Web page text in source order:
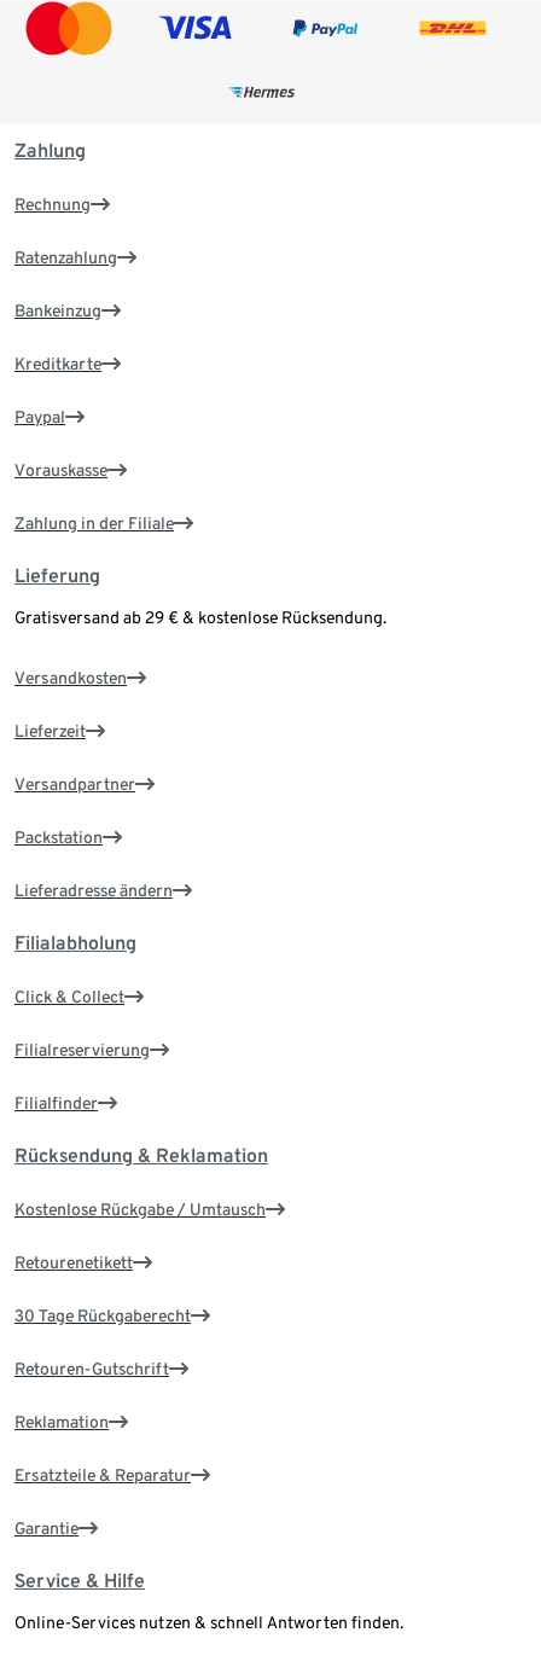
Zahlung
Rechnung
Ratenzahlung
Bankeinzug
Kreditkarte
Paypal
Vorauskasse
Zahlung in der Filiale
Lieferung
Gratisversand ab 29 € & kostenlose Rücksendung.
Versandkosten
Lieferzeit
Versandpartner
Packstation
Lieferadresse ändern
Filialabholung
Click & Collect
Filialreservierung
Filialfinder
Rücksendung & Reklamation
Kostenlose Rückgabe / Umtausch
Retourenetikett
30 Tage Rückgaberecht
Retouren-Gutschrift
Reklamation
Ersatzteile & Reparatur
Garantie
Service & Hilfe
Online-Services nutzen & schnell Antworten finden.